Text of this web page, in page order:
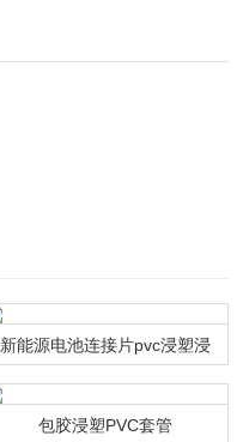
新能源电池连接片pvc浸塑浸
粉通达利厂家
包胶浸塑PVC套管